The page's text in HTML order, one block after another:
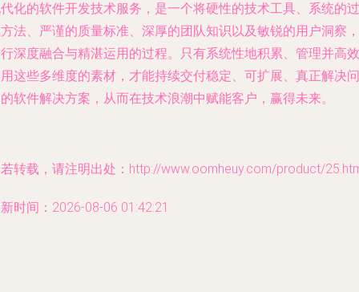
化的软件开发技术服务，是一个将硬性的技术工具、系统的过
法、严谨的质量标准、深厚的团队知识以及敏锐的用户洞察，
深度融合与精湛运用的过程。只有系统性地积累、管理并高效
这些多维度的素材，才能持续交付稳定、可扩展、真正解决问
软件解决方案，从而在技术浪潮中赋能客户，赢得未来。
转载，请注明出处：http://www.oomheuy.com/product/
时间：2026-08-06 01:42:21